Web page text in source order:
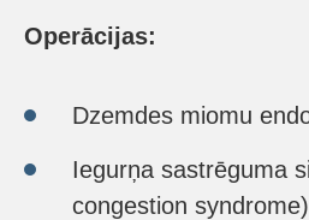
Operācijas:
Dzemdes miomu
Iegurņa sastrēguma
congestion